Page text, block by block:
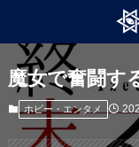
魔女で奮闘す
ホビー・エンタメ